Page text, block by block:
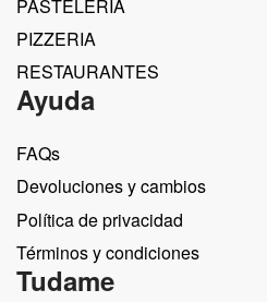
PASTELERÍA
PIZZERIA
RESTAURANTES
Ayuda
FAQs
Devoluciones y cambios
Política de privacidad
Términos y condiciones
Tudame